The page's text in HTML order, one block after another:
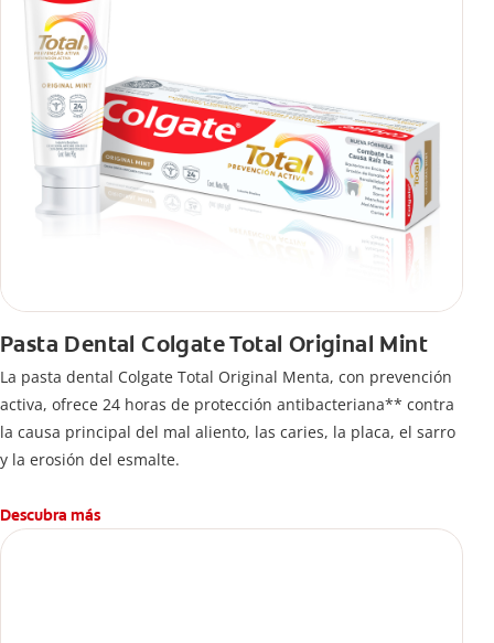
Pasta Dental Colgate Total Original Mint
La pasta dental Colgate Total Original Menta, con prevención
activa, ofrece 24 horas de protección antibacteriana** contra
la causa principal del mal aliento, las caries, la placa, el sarro
y la erosión del esmalte.
Descubra más